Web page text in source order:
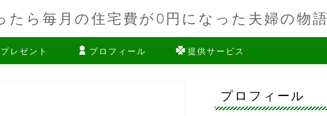
たら毎月の住宅費が0円になった夫婦の物語
レゼント プロフィール 提供サービス
プロフィール